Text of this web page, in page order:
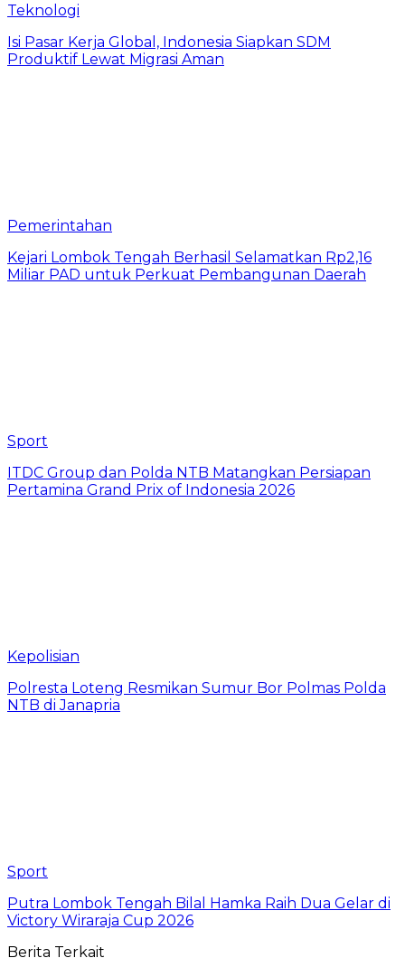
Teknologi
​Isi Pasar Kerja Global, Indonesia Siapkan SDM
Produktif Lewat Migrasi Aman
Pemerintahan
Kejari Lombok Tengah Berhasil Selamatkan Rp2,16
Miliar PAD untuk Perkuat Pembangunan Daerah
Sport
ITDC Group dan Polda NTB Matangkan Persiapan
Pertamina Grand Prix of Indonesia 2026
Kepolisian
Polresta Loteng Resmikan Sumur Bor Polmas Polda
NTB di Janapria
Sport
Putra Lombok Tengah Bilal Hamka Raih Dua Gelar di
Victory Wiraraja Cup 2026
Berita Terkait